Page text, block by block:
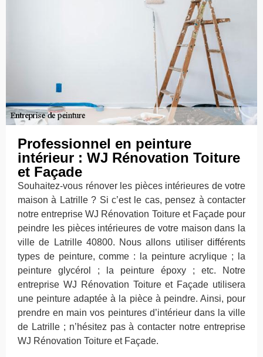
Professionnel en peinture
intérieur : WJ Rénovation Toiture
et Façade
Souhaitez-vous rénover les pièces intérieures de votre
maison à Latrille ? Si c’est le cas, pensez à contacter
notre entreprise WJ Rénovation Toiture et Façade pour
peindre les pièces intérieures de votre maison dans la
ville de Latrille 40800. Nous allons utiliser différents
types de peinture, comme : la peinture acrylique ; la
peinture glycérol ; la peinture époxy ; etc. Notre
entreprise WJ Rénovation Toiture et Façade utilisera
une peinture adaptée à la pièce à peindre. Ainsi, pour
prendre en main vos peintures d’intérieur dans la ville
de Latrille ; n’hésitez pas à contacter notre entreprise
WJ Rénovation Toiture et Façade.